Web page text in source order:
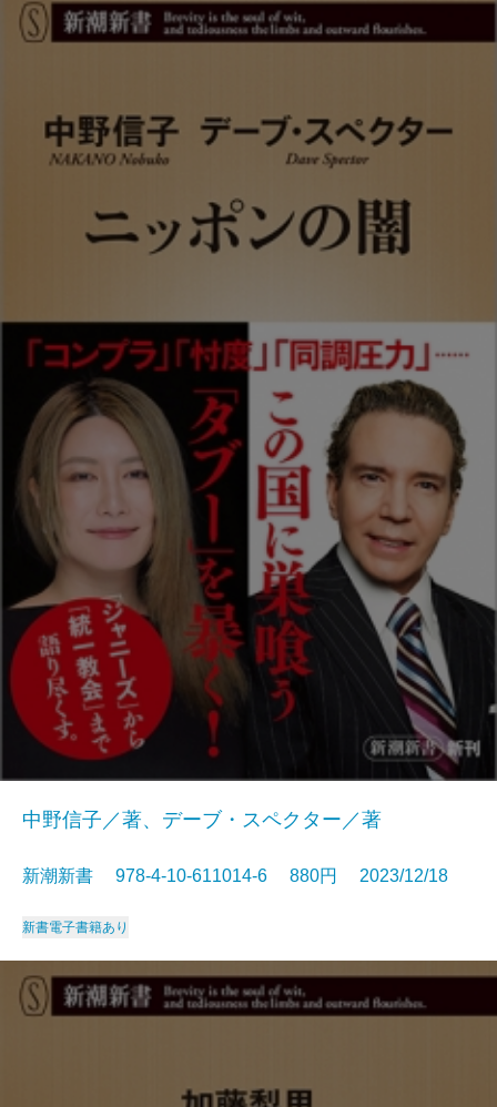
中野信子／著、デーブ・スペクター／著
新潮新書 978-4-10-611014-6 880円 2023/12/18
新書電子書籍あり